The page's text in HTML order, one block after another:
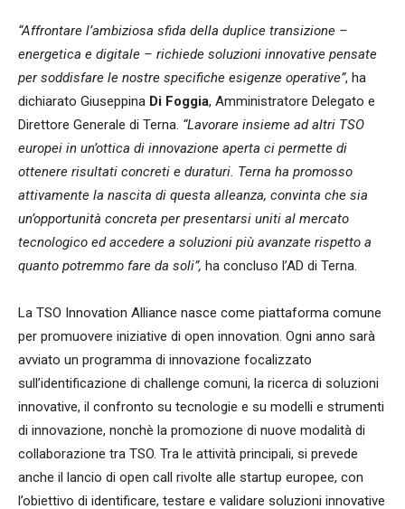
“Affrontare l’ambiziosa sfida della duplice transizione –
energetica e digitale – richiede soluzioni innovative pensate
per soddisfare le nostre specifiche esigenze operative”, ha
dichiarato Giuseppina Di Foggia, Amministratore Delegato e
Direttore Generale di Terna. “Lavorare insieme ad altri TSO
europei in un’ottica di innovazione aperta ci permette di
ottenere risultati concreti e duraturi. Terna ha promosso
attivamente la nascita di questa alleanza, convinta che sia
un’opportunità concreta per presentarsi uniti al mercato
tecnologico ed accedere a soluzioni più avanzate rispetto a
quanto potremmo fare da soli”, ha concluso l’AD di Terna.
La TSO Innovation Alliance nasce come piattaforma comune
per promuovere iniziative di open innovation. Ogni anno sarà
avviato un programma di innovazione focalizzato
sull’identificazione di challenge comuni, la ricerca di soluzioni
innovative, il confronto su tecnologie e su modelli e strumenti
di innovazione, nonchè la promozione di nuove modalità di
collaborazione tra TSO. Tra le attività principali, si prevede
anche il lancio di open call rivolte alle startup europee, con
l’obiettivo di identificare, testare e validare soluzioni innovative